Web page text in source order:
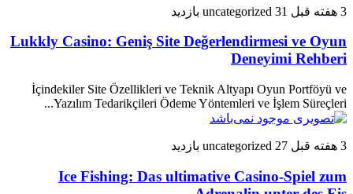
3 هفته قبل uncategorized 31 بازدید
Lukkly Casino: Geniş Site Değerlendirmesi ve Oyun
Deneyimi Rehberi
İçindekiler Site Özellikleri ve Teknik Altyapı Oyun Portföyü ve
Yazılım Tedarikçileri Ödeme Yöntemleri ve İşlem Süreçleri...
3 هفته قبل uncategorized 27 بازدید
Ice Fishing: Das ultimative Casino-Spiel zum